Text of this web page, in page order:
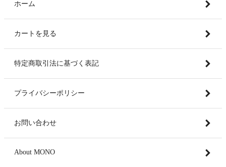
ホーム
カートを見る
特定商取引法に基づく表記
プライバシーポリシー
お問い合わせ
About MONO